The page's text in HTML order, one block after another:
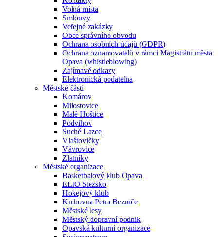
Volná místa
Smlouvy
Veřejné zakázky
Obce správního obvodu
Ochrana osobních údajů (GDPR)
Ochrana oznamovatelů v rámci Magistrátu města
Opava (whistleblowing)
Zajímavé odkazy
Elektronická podatelna
Městské části
Komárov
Milostovice
Malé Hoštice
Podvihov
Suché Lazce
Vlaštovičky
Vávrovice
Zlatníky
Městské organizace
Basketbalový klub Opava
ELIO Slezsko
Hokejový klub
Knihovna Petra Bezruče
Městské lesy
Městský dopravní podnik
Opavská kulturní organizace